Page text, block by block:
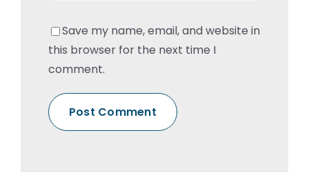
Save my name, email, and website in
this browser for the next time I
comment.